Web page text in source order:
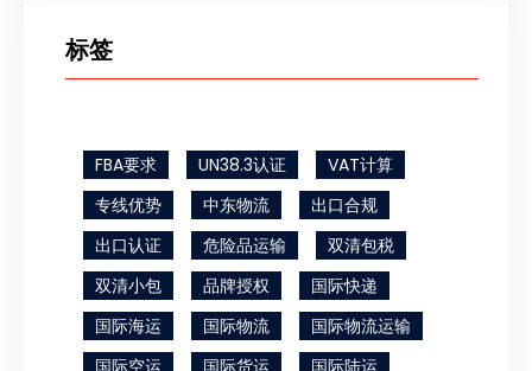
标签
FBA要求 UN38.3认证
VAT计算
专线优势
中东物流
出口合规
出口认证
危险品运输
双清包税
双清小包
品牌授权
国际快递
国际海运
国际物流
国际物流运输
国际空运
国际货运
国际陆运